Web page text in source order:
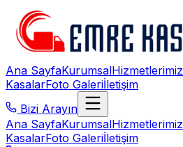
Ana SayfaKurumsalHizmetlerimiz
KasalarFoto Galeriİletişim
Bizi Arayın
Ana SayfaKurumsalHizmetlerimiz
KasalarFoto Galeriİletişim